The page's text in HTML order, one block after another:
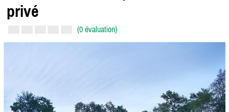
privé
(0 évaluation)